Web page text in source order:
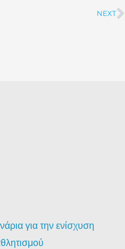
NEXT
για την ενίσχυση